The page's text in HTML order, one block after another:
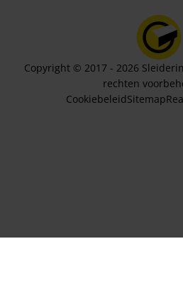
Copyright © 2017 - 2026
rechten
CookiebeleidSitemap